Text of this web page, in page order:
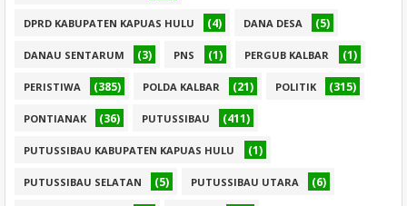
DPRD KABUPATEN KAPUAS HULU (4) DANA DESA (5)
DANAU SENTARUM (3) PNS (1) PERGUB KALBAR (1)
PERISTIWA (385) POLDA KALBAR (21) POLITIK (315)
PONTIANAK (36) PUTUSSIBAU (411)
PUTUSSIBAU KABUPATEN KAPUAS HULU (1)
PUTUSSIBAU SELATAN (5) PUTUSSIBAU UTARA (6)